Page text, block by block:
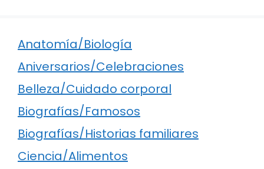
Anatomía/Biología
Aniversarios/Celebraciones
Belleza/Cuidado corporal
Biografías/Famosos
Biografías/Historias familiares
Ciencia/Alimentos